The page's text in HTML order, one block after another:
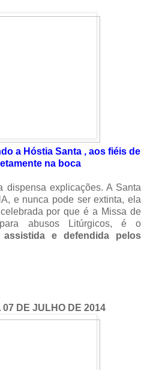
a Hóstia Santa , aos fiéis de
na boca
dispensa explicações. A Santa
e nunca pode ser extinta, ela
por que é a Missa de
abusos Litúrgicos, é o
assistida e defendida pelos
07 DE JULHO DE 2014